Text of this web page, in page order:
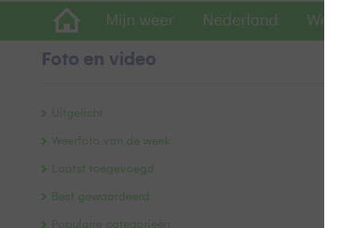
Mijn weer Nederland
Foto en video
Uitgelicht
Weerfoto van de week
Laatst toegevoegd
Best gewaardeerd
Populaire categorieën